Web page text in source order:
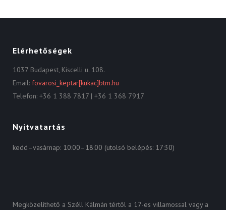
Elérhetőségek
1037 Budapest, Kiscelli u. 108.
Email: fovarosi_keptar[kukac]btm.hu
Telefon: +36 1 388 7817 | +36 1 368 7917
Nyitvatartás
kedd–vasárnap: 10:00–18:00 (utolsó belépés: 17:30)
Megközelíthető a Széll Kálmán tértől a 17-es villamossal vagy a